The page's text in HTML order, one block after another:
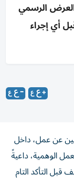
الرسمي
أي إجراء
عن عمل، داخل
الوهمية، داعيةً
التأكد التام